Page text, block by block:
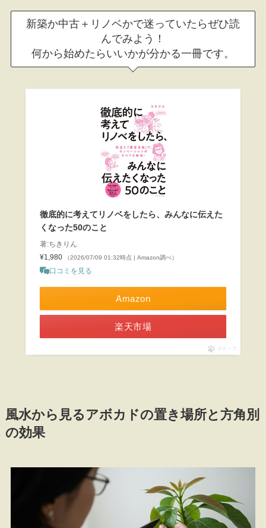
新築か中古＋リノベかで迷っていたらぜひ読
んでみよう！
何から始めたらいいかが分かる一冊です。
徹底的に考えてリノベをしたら、みんなに伝えた
くなった50のこと
著:ちきりん
¥1,980
（2026/07/09 01:32時点 | Amazon調べ）
口コミを見る
Amazon
楽天市場
ポチップ
風水から見るアボカドの置き場所と方角別
の効果